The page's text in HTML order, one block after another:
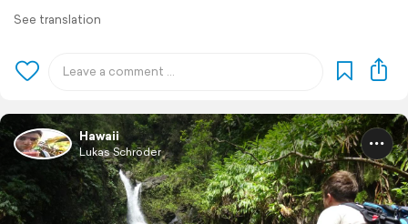
See translation
Hawaii
Lukas Schröder